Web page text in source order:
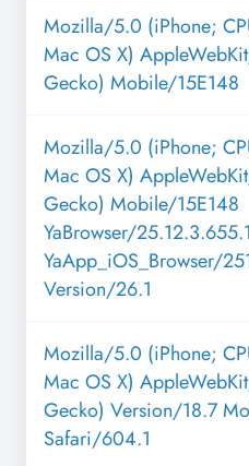
Mozilla/5.0 (iPhone;
Mac OS X)
Gecko) Mobile/15E148
Mozilla/5.0 (iPhone;
Mac OS X)
Gecko) Mobile/15E148
YaBrowser/
YaApp_iOS_Browser/
Version/26.1
Mozilla/5.0 (iPhone;
Mac OS X)
Gecko) Version/18.7
Safari/604.1